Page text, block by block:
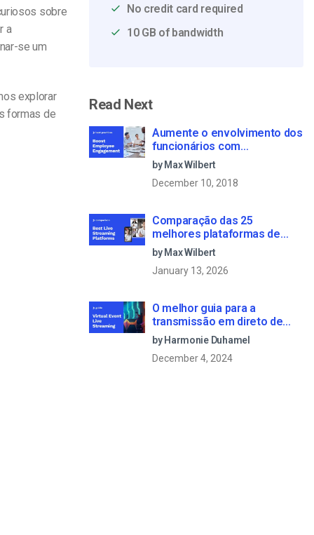
sobre
a
se um
explorar
formas de
No credit card required
10 GB of bandwidth
Read Next
Aumente o envolvimento dos
funcionários com
comunicações empresariais
em direto
by Max Wilbert
December 10, 2018
Comparação das 25
melhores plataformas de
transmissão em direto em
2025
by Max Wilbert
January 13, 2026
O melhor guia para a
transmissão em direto de
eventos virtuais em 2022
by Harmonie Duhamel
December 4, 2024